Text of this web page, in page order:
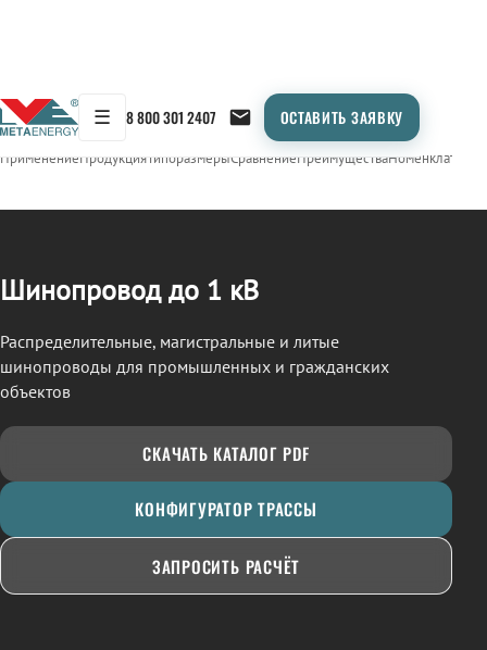
☰ 8 800 301 2407 ОСТАВИТЬ ЗАЯВКУ
← Продукция/ШИНОПРОВОД
ПрименениеПродукцияТипоразмерыСравнениеПреимуществаНоменклатура
Шинопровод до 1 кВ
Распределительные, магистральные и литые
шинопроводы для промышленных и гражданских
объектов
СКАЧАТЬ КАТАЛОГ PDF
КОНФИГУРАТОР ТРАССЫ
ЗАПРОСИТЬ РАСЧЁТ